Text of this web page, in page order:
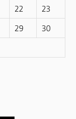
22
23
29
30